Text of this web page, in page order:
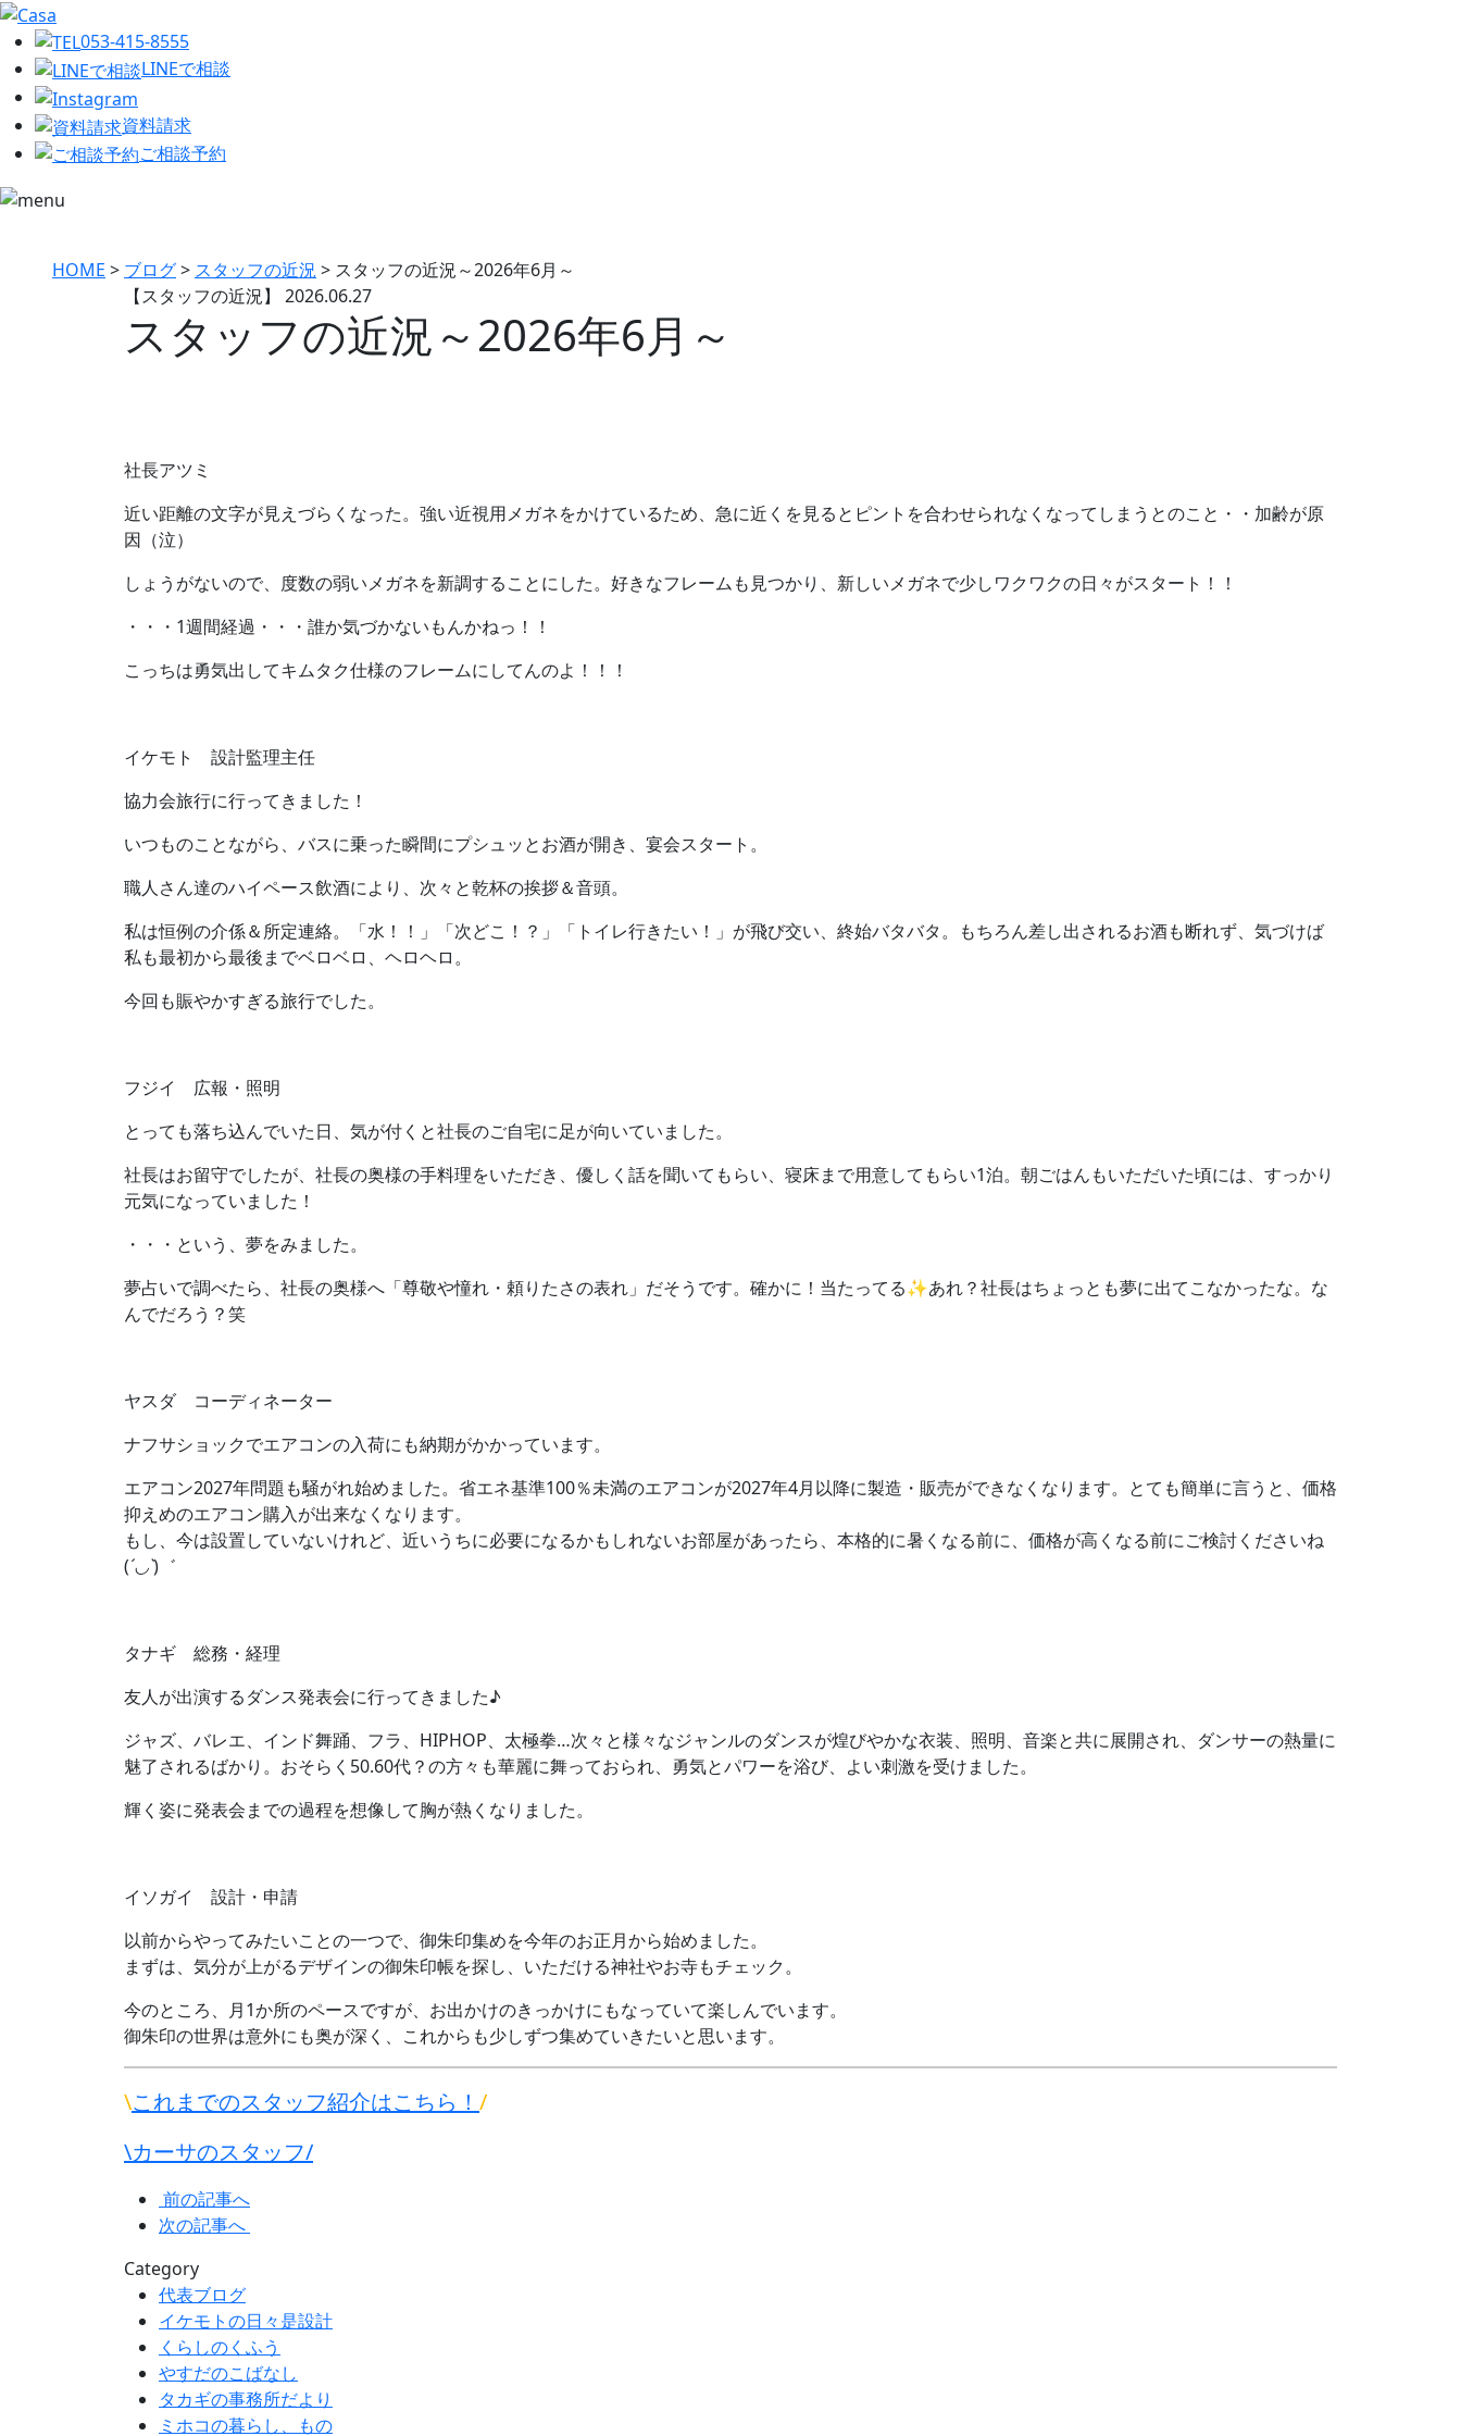
053-415-8555
LINEで相談
資料請求
ご相談予約
HOME > ブログ> スタッフの近況 > スタッフの近況～2026年6月～
【スタッフの近況】 2026.06.27
スタッフの近況～2026年6月～
社長アツミ
近い距離の文字が見えづらくなった。強い近視用メガネをかけているため、急に近くを見るとピントを合わせられなくなってしまうとのこと・・加齢が原
因（泣）
しょうがないので、度数の弱いメガネを新調することにした。好きなフレームも見つかり、新しいメガネで少しワクワクの日々がスタート！！
・・・1週間経過・・・誰か気づかないもんかねっ！！
こっちは勇気出してキムタク仕様のフレームにしてんのよ！！！
イケモト 設計監理主任
協力会旅行に行ってきました！
いつものことながら、バスに乗った瞬間にプシュッとお酒が開き、宴会スタート。
職人さん達のハイペース飲酒により、次々と乾杯の挨拶＆音頭。
私は恒例の介係＆所定連絡。「水！！」「次どこ！？」「トイレ行きたい！」が飛び交い、終始バタバタ。もちろん差し出されるお酒も断れず、気づけば
私も最初から最後までベロベロ、ヘロヘロ。
今回も賑やかすぎる旅行でした。
フジイ 広報・照明
とっても落ち込んでいた日、気が付くと社長のご自宅に足が向いていました。
社長はお留守でしたが、社長の奥様の手料理をいただき、優しく話を聞いてもらい、寝床まで用意してもらい1泊。朝ごはんもいただいた頃には、すっかり
元気になっていました！
・・・という、夢をみました。
夢占いで調べたら、社長の奥様へ「尊敬や憧れ・頼りたさの表れ」だそうです。確かに！当たってる✨あれ？社長はちょっとも夢に出てこなかったな。な
んでだろう？笑
ヤスダ コーディネーター
ナフサショックでエアコンの入荷にも納期がかかっています。
エアコン2027年問題も騒がれ始めました。省エネ基準100％未満のエアコンが2027年4月以降に製造・販売ができなくなります。とても簡単に言うと、価格
抑えめのエアコン購入が出来なくなります。
もし、今は設置していないけれど、近いうちに必要になるかもしれないお部屋があったら、本格的に暑くなる前に、価格が高くなる前にご検討くださいね
(´◡`)゛
タナギ 総務・経理
友人が出演するダンス発表会に行ってきました♪
ジャズ、バレエ、インド舞踊、フラ、HIPHOP、太極拳…次々と様々なジャンルのダンスが煌びやかな衣装、照明、音楽と共に展開され、ダンサーの熱量に
魅了されるばかり。おそらく50.60代？の方々も華麗に舞っておられ、勇気とパワーを浴び、よい刺激を受けました。
輝く姿に発表会までの過程を想像して胸が熱くなりました。
イソガイ 設計・申請
以前からやってみたいことの一つで、御朱印集めを今年のお正月から始めました。
まずは、気分が上がるデザインの御朱印帳を探し、いただける神社やお寺もチェック。
今のところ、月1か所のペースですが、お出かけのきっかけにもなっていて楽しんでいます。
御朱印の世界は意外にも奥が深く、これからも少しずつ集めていきたいと思います。
\これまでのスタッフ紹介はこちら！ /
\カーサのスタッフ/
前の記事へ
次の記事へ
Category
代表ブログ
イケモトの日々是設計
くらしのくふう
やすだのこばなし
タカギの事務所だより
ミホコの暮らし、もの